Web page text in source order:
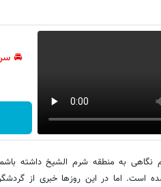
🚘
نگاهی به منطقه شرم الشیخ داشته
است. اما در این روزها خبری از